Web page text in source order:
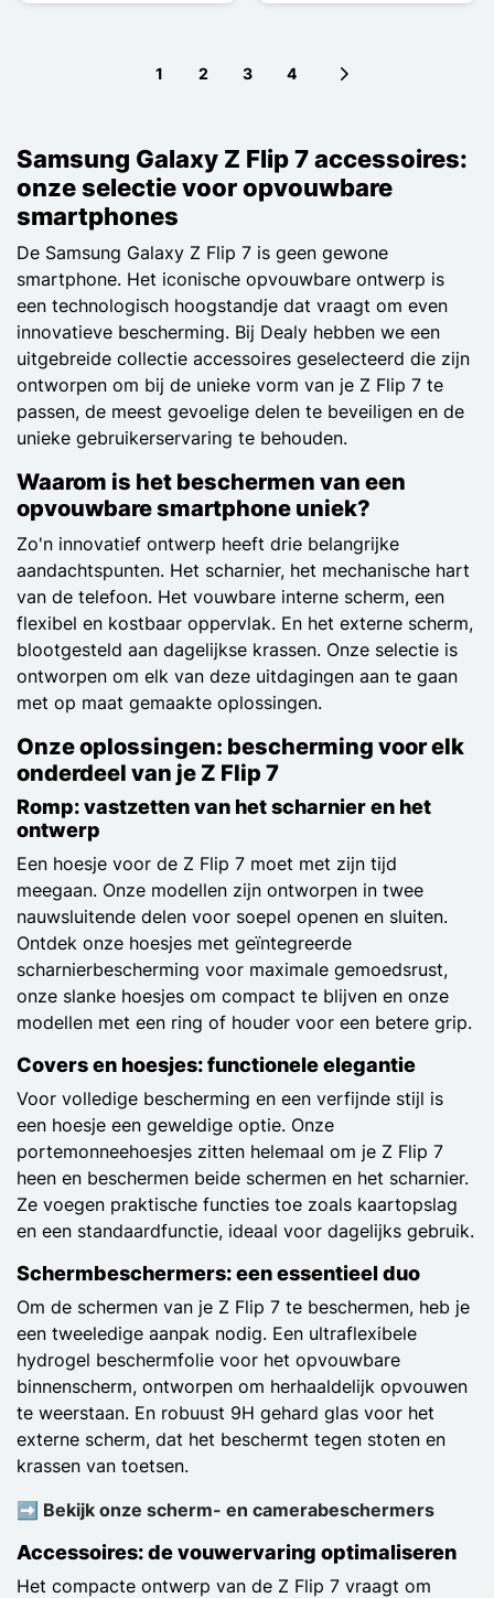
1 2 3 4
Samsung Galaxy Z Flip 7 accessoires:
onze selectie voor opvouwbare
smartphones
De Samsung Galaxy Z Flip 7 is geen gewone
smartphone. Het iconische opvouwbare ontwerp is
een technologisch hoogstandje dat vraagt om even
innovatieve bescherming. Bij Dealy hebben we een
uitgebreide collectie accessoires geselecteerd die zijn
ontworpen om bij de unieke vorm van je Z Flip 7 te
passen, de meest gevoelige delen te beveiligen en de
unieke gebruikerservaring te behouden.
Waarom is het beschermen van een
opvouwbare smartphone uniek?
Zo'n innovatief ontwerp heeft drie belangrijke
aandachtspunten. Het scharnier, het mechanische hart
van de telefoon. Het vouwbare interne scherm, een
flexibel en kostbaar oppervlak. En het externe scherm,
blootgesteld aan dagelijkse krassen. Onze selectie is
ontworpen om elk van deze uitdagingen aan te gaan
met op maat gemaakte oplossingen.
Onze oplossingen: bescherming voor elk
onderdeel van je Z Flip 7
Romp: vastzetten van het scharnier en het
ontwerp
Een hoesje voor de Z Flip 7 moet met zijn tijd
meegaan. Onze modellen zijn ontworpen in twee
nauwsluitende delen voor soepel openen en sluiten.
Ontdek onze hoesjes met geïntegreerde
scharnierbescherming voor maximale gemoedsrust,
onze slanke hoesjes om compact te blijven en onze
modellen met een ring of houder voor een betere grip.
Covers en hoesjes: functionele elegantie
Voor volledige bescherming en een verfijnde stijl is
een hoesje een geweldige optie. Onze
portemonneehoesjes zitten helemaal om je Z Flip 7
heen en beschermen beide schermen en het scharnier.
Ze voegen praktische functies toe zoals kaartopslag
en een standaardfunctie, ideaal voor dagelijks gebruik.
Schermbeschermers: een essentieel duo
Om de schermen van je Z Flip 7 te beschermen, heb je
een tweeledige aanpak nodig. Een ultraflexibele
hydrogel beschermfolie voor het opvouwbare
binnenscherm, ontworpen om herhaaldelijk opvouwen
te weerstaan. En robuust 9H gehard glas voor het
externe scherm, dat het beschermt tegen stoten en
krassen van toetsen.
➡️ Bekijk onze scherm- en camerabeschermers
Accessoires: de vouwervaring optimaliseren
Het compacte ontwerp van de Z Flip 7 vraagt om